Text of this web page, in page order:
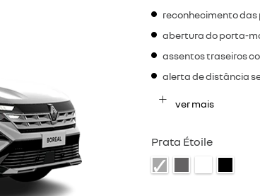
reconhecimento das
abertura do porta-
assentos traseiros
alerta de distância
ver mais
Prata Étoile